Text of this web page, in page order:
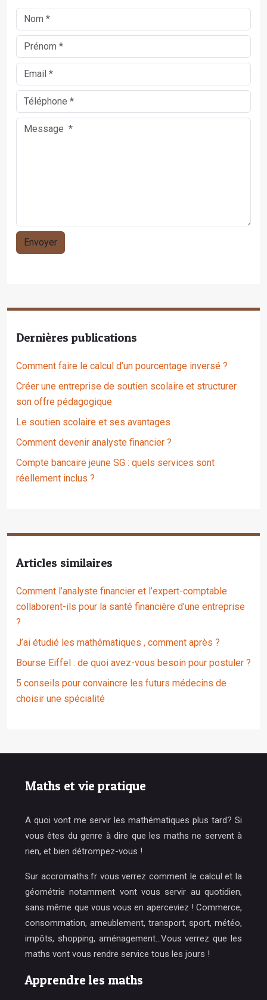
Dernières publications
Comment faire le calcul d’un pourcentage inversé ?
Créer une entreprise de soutien scolaire et structurer
son offre pédagogique
Le soutien scolaire et ses avantages
Comment devenir analyste financier ?
Compte bancaire jeune SG : quels services sont
réellement inclus ?
Articles similaires
Comment l’analyste financier et l’expert-comptable
collaborent-ils pour la santé financière d’une entreprise
?
J’ai étudié les mathématiques , comment après ?
Bourse Eiffel : de quoi avez-vous besoin pour postuler ?
5 conseils pour convaincre les futurs médecins de
choisir une spécialité
Maths et vie pratique
A quoi vont me servir les mathématiques plus tard? Si
vous êtes du genre à dire que les maths ne servent à
rien, et bien détrompez-vous !
Sur accromaths.fr vous verrez comment le calcul et la
géométrie notamment vont vous servir au quotidien,
sans même que vous vous en aperceviez ! Commerce,
consommation, ameublement, transport, sport, météo,
impôts, shopping, aménagement…Vous verrez que les
maths vont vous rendre service tous les jours !
Apprendre les maths